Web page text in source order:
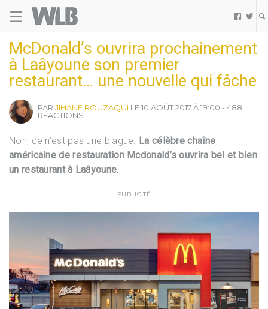
☰  
McDonald’s ouvrira prochainement
à Laâyoune son premier
restaurant… une nouvelle qui fâche
PAR JIHANE ROUZAQUI LE 10 AOÛT 2017 À 19:00 - 488
RÉACTIONS
Non, ce n’est pas une blague. La célèbre chaîne
américaine de restauration Mcdonald’s ouvrira bel et bien
un restaurant à Laâyoune.
PUBLICITÉ